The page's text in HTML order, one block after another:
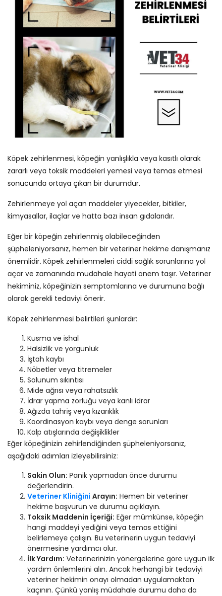
Köpek zehirlenmesi, köpeğin yanlışlıkla veya kasıtlı olarak
zararlı veya toksik maddeleri yemesi veya temas etmesi
sonucunda ortaya çıkan bir durumdur.
Zehirlenmeye yol açan maddeler yiyecekler, bitkiler,
kimyasallar, ilaçlar ve hatta bazı insan gıdalarıdır.
Eğer bir köpeğin zehirlenmiş olabileceğinden
şüpheleniyorsanız, hemen bir veteriner hekime danışmanız
önemlidir. Köpek zehirlenmeleri ciddi sağlık sorunlarına yol
açar ve zamanında müdahale hayati önem taşır. Veteriner
hekiminiz, köpeğinizin semptomlarına ve durumuna bağlı
olarak gerekli tedaviyi önerir.
Köpek zehirlenmesi belirtileri şunlardır:
Kusma ve ishal
Halsizlik ve yorgunluk
İştah kaybı
Nöbetler veya titremeler
Solunum sıkıntısı
Mide ağrısı veya rahatsızlık
İdrar yapma zorluğu veya kanlı idrar
Ağızda tahriş veya kızarıklık
Koordinasyon kaybı veya denge sorunları
Kalp atışlarında değişiklikler
Eğer köpeğinizin zehirlendiğinden şüpheleniyorsanız,
aşağıdaki adımları izleyebilirsiniz:
Sakin Olun: Panik yapmadan önce durumu
değerlendirin.
Veteriner Kliniğini Arayın: Hemen bir veteriner
hekime başvurun ve durumu açıklayın.
Toksik Maddenin İçeriği: Eğer mümkünse, köpeğin
hangi maddeyi yediğini veya temas ettiğini
belirlemeye çalışın. Bu veterinerin uygun tedaviyi
önermesine yardımcı olur.
İlk Yardım: Veterinerinizin yönergelerine göre uygun ilk
yardım önlemlerini alın. Ancak herhangi bir tedaviyi
veteriner hekimin onayı olmadan uygulamaktan
kaçının. Çünkü yanlış müdahale durumu daha da